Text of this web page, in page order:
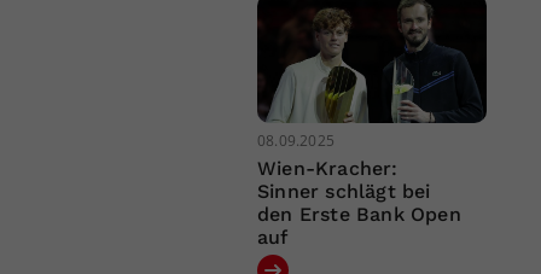
08.09.2025
Wien-Kracher:
Sinner schlägt bei
den Erste Bank Open
auf